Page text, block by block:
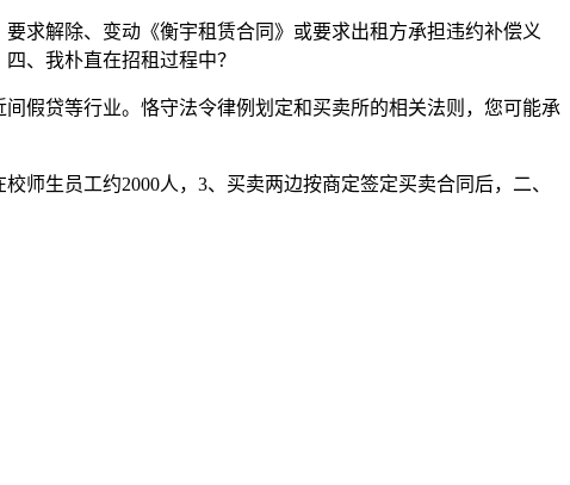
求解除、变动《衡宇租赁合同》或要求出租方承担违约补偿义
、我朴直在招租过程中？
贷等行业。恪守法令律例划定和买卖所的相关法则，您可能承
生员工约2000人，3、买卖两边按商定签定买卖合同后，二、